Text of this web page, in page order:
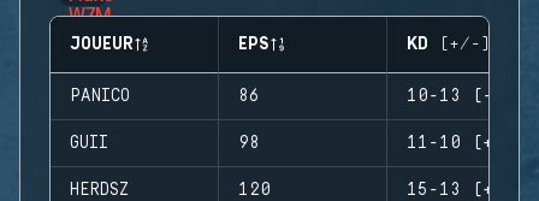
JOUEUR EPS KD (+/-)
PANICO 86 10-13 (-3)
GUII 98 11-10 (+1)
HERDSZ 120 15-13 (+2)